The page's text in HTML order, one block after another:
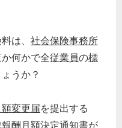
は、 社会保険事務所
何かで全従業員の標
うか？
額変更届を提出する
酬月額決定通知書が